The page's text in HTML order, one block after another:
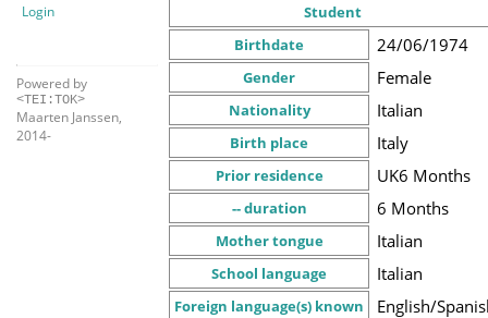
Login
Powered by
<TEI:TOK>
Maarten Janssen,
2014-
Student
Birthdate
24/06/1974
Gender Female
Nationality Italian
Birth place Italy
Prior residence UK6 Months
-- duration 6 Months
Mother tongue Italian
School language Italian
Foreign language(s) known English/